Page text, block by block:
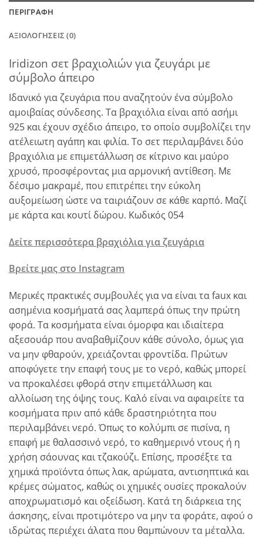
ΠΕΡΙΓΡΑΦΉ
ΑΞΙΟΛΟΓΉΣΕΙΣ (0)
Iridizon σετ βραχιολιών για ζευγάρι με
σύμβολο άπειρο
Ιδανικό για ζευγάρια που αναζητούν ένα σύμβολο
αμοιβαίας σύνδεσης. Τα βραχιόλια είναι από ασήμι
925 και έχουν σχέδιο άπειρο, το οποίο συμβολίζει την
ατέλειωτη αγάπη και φιλία. Το σετ περιλαμβάνει δύο
βραχιόλια με επιμετάλλωση σε κίτρινο και μαύρο
χρυσό, προσφέροντας μια αρμονική αντίθεση. Με
δέσιμο μακραμέ, που επιτρέπει την εύκολη
αυξομείωση ώστε να ταιριάζουν σε κάθε καρπό. Μαζί
με κάρτα και κουτί δώρου. Κωδικός 054
Δείτε περισσότερα βραχιόλια για ζευγάρια
Βρείτε μας στο Instagram
Μερικές πρακτικές συμβουλές για να είναι τα faux και
ασημένια κοσμήματά σας λαμπερά όπως την πρώτη
φορά. Τα κοσμήματα είναι όμορφα και ιδιαίτερα
αξεσουάρ που αναβαθμίζουν κάθε σύνολο, όμως για
να μην φθαρούν, χρειάζονται φροντίδα. Πρώτων
αποφύγετε την επαφή τους με το νερό, καθώς μπορεί
να προκαλέσει φθορά στην επιμετάλλωση και
αλλοίωση της όψης τους. Καλό είναι να αφαιρείτε τα
κοσμήματα πριν από κάθε δραστηριότητα που
περιλαμβάνει νερό. Όπως το κολύμπι σε πισίνα, η
επαφή με θαλασσινό νερό, το καθημερινό ντους ή η
χρήση σάουνας και τζακούζι. Επίσης, προσέξτε τα
χημικά προϊόντα όπως λακ, αρώματα, αντισηπτικά και
κρέμες σώματος, καθώς οι χημικές ουσίες προκαλούν
αποχρωματισμό και οξείδωση. Κατά τη διάρκεια της
άσκησης, είναι προτιμότερο να μην τα φοράτε, αφού ο
ιδρώτας περιέχει άλατα που θαμπώνουν τα μέταλλα.